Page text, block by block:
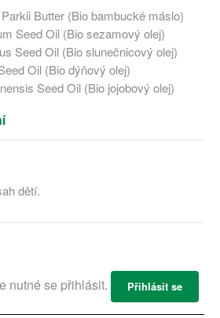
Butter (Bio bambucké máslo)
Seed Oil (Bio sezamový olej)
Seed Oil (Bio slunečnicový olej)
Oil (Bio dýňový olej)
Seed Oil (Bio jojobový olej)
dětí.
nutné se přihlásit. Přihlásit se